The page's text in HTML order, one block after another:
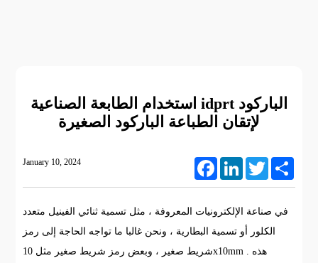
استخدام الطابعة الصناعية idprt الباركود
لإتقان الطباعة الباركود الصغيرة
January 10, 2024 FacebookLinkedIn Twitter
في صناعة الإلكترونيات المعروفة ، مثل تسمية ثنائي الفينيل متعدد
الكلور أو تسمية البطارية ، ونحن غالبا ما تواجه الحاجة إلى رمز
شريط صغير ، وبعض رمز شريط صغير مثل 10x10mm . هذه